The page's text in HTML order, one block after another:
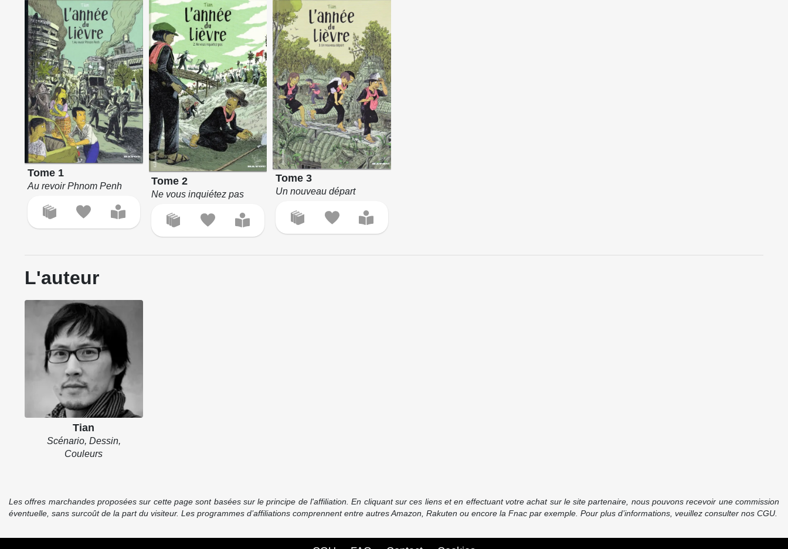
Tome 1
Au revoir Phnom Penh Tome 2
Ne vous inquiétez pas
Tome 3
Un nouveau départ
L'auteur
Tian
Scénario, Dessin,
Couleurs
Les offres marchandes proposées sur cette page sont basées sur le principe de l'affiliation. En cliquant sur ces liens et en effectuant votre achat sur le site partenaire, nous pouvons recevoir une commission
éventuelle, sans surcoût de la part du visiteur. Les programmes d’affiliations comprennent entre autres Amazon, Rakuten ou encore la Fnac par exemple. Pour plus d’informations, veuillez consulter nos CGU.